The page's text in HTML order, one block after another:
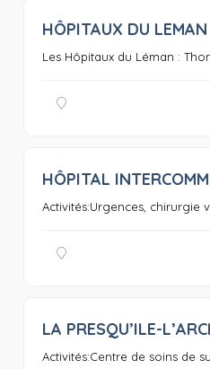
HÔPITAUX DU LEMAN
Les Hôpitaux du Léman :
HÔPITAL
Activités:Urgences, chirurgie
LA PRESQU’ILE-
Activités:Centre de soins de